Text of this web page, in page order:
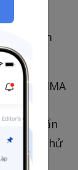
thời điểm
quá bẩn
dùng thử
của